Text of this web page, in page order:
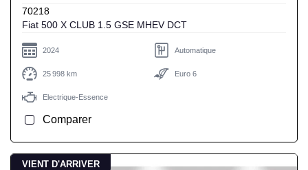
70218
Fiat 500 X CLUB 1.5 GSE MHEV DCT
2024 Automatique
25 998 km Euro 6
Electrique-Essence
Comparer
VIENT D'ARRIVER